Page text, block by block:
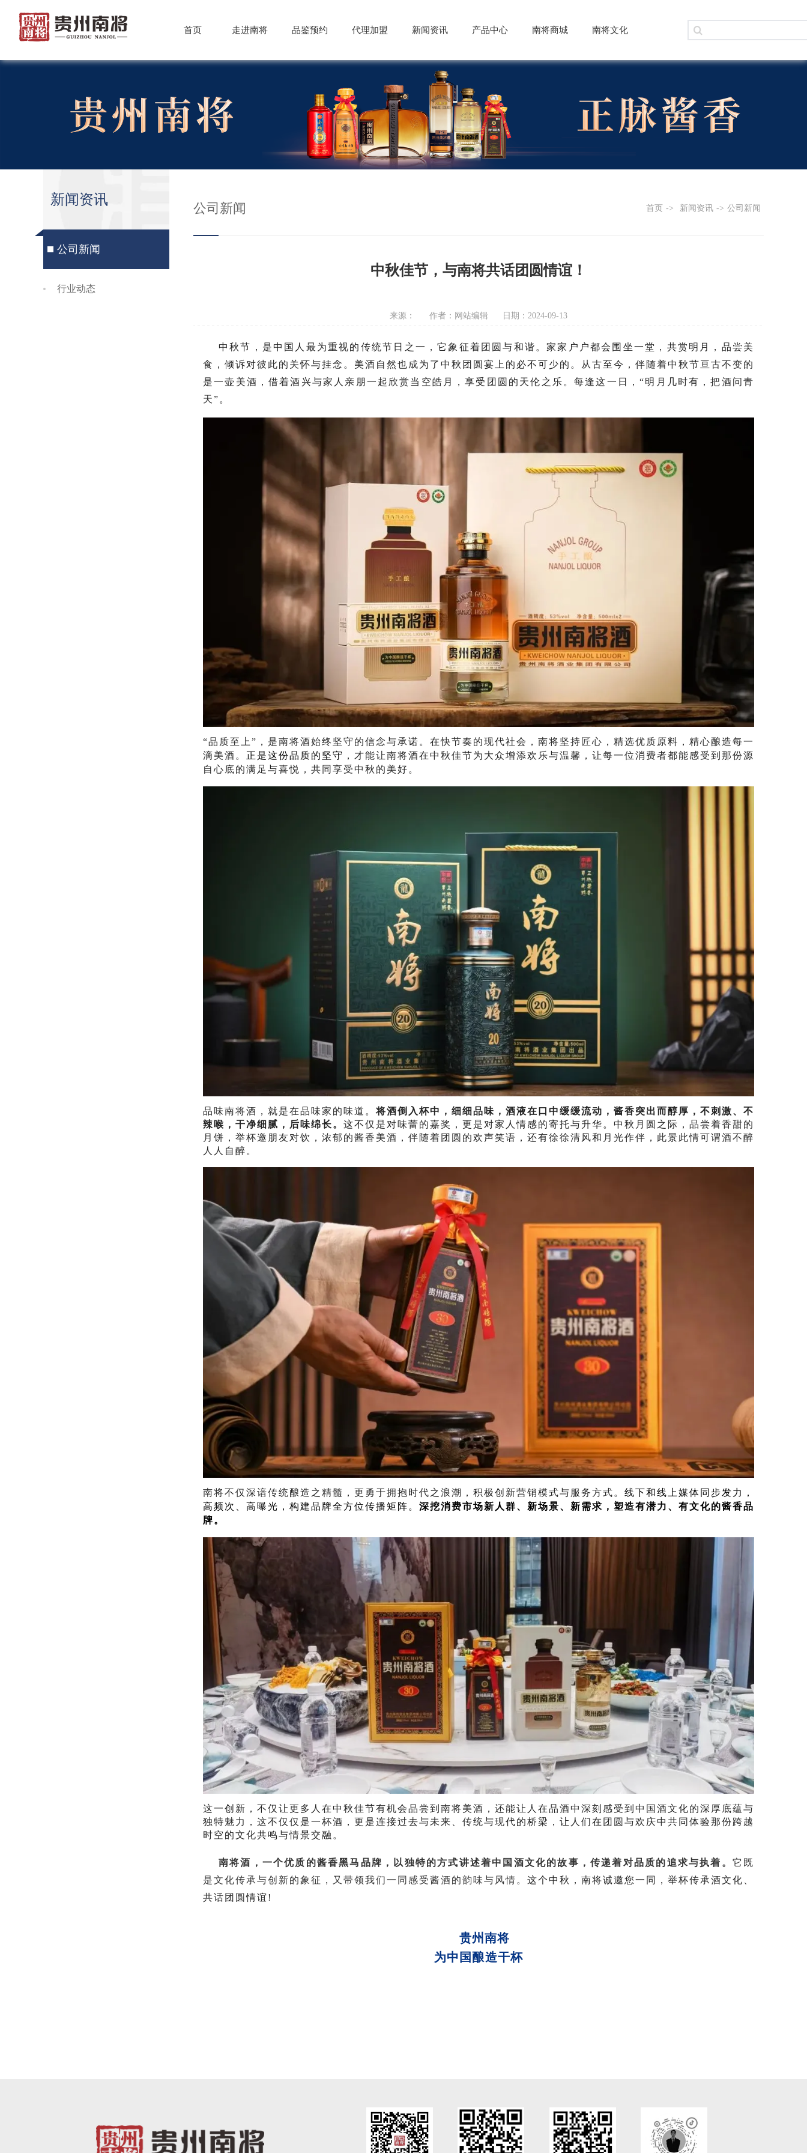
首页 走进南将 品鉴预约 代理加盟 新闻资讯 产品中心 南将商城 南将文化
新闻资讯
公司新闻
行业动态
公司新闻 首页 -> 新闻资讯 -> 公司新闻
中秋佳节，与南将共话团圆情谊！
来源： 作者：网站编辑 日期：2024-09-13
中秋节，是中国人最为重视的传统节日之一，它象征着团圆与和谐。家家户户都会围坐一堂，共赏明月，品尝美
食，倾诉对彼此的关怀与挂念。美酒自然也成为了中秋团圆宴上的必不可少的。从古至今，伴随着中秋节亘古不变的
是一壶美酒，借着酒兴与家人亲朋一起欣赏当空皓月，享受团圆的天伦之乐。每逢这一日，“明月几时有，把酒问青
天”。
“品质至上”，是南将酒始终坚守的信念与承诺。在快节奏的现代社会，南将坚持匠心，精选优质原料，精心酿造每一
滴美酒。 正是这份品质的坚守 ，才能让南将酒在中秋佳节为大众增添欢乐与温馨，让每一位消费者都能感受到那份源
自心底的满足与喜悦，共同享受中秋的美好。
品味南将酒，就是在品味家的味道。将酒倒入杯中，细细品味，酒液在口中缓缓流动，酱香突出而醇厚，不刺激、不
辣喉，干净细腻，后味绵长。 这不仅是对味蕾的嘉奖，更是对家人情感的寄托与升华。中秋月圆之际，品尝着香甜的
月饼，举杯邀朋友对饮，浓郁的酱香美酒，伴随着团圆的欢声笑语，还有徐徐清风和月光作伴，此景此情可谓酒不醉
人人自醉。
南将不仅深谙传统酿造之精髓，更勇于拥抱时代之浪潮，积极创新营销模式与服务方式。 线下和线上媒体同步发力，
高频次、高曝光，构建品牌全方位传播矩阵。 深挖消费市场新人群、新场景、新需求，塑造有潜力、有文化的酱香品
牌。
这一创新，不仅让更多人在中秋佳节有机会品尝到南将美酒，还能让人在品酒中深刻感受到中国酒文化的深厚底蕴与
独特魅力，这不仅仅是一杯酒，更是连接过去与未来、传统与现代的桥梁，让人们在团圆与欢庆中共同体验那份跨越
时空的文化共鸣与情景交融。
南将酒，一个优质的酱香黑马品牌，以独特的方式讲述着中国酒文化的故事，传递着对品质的追求与执着。 它既
是文化传承与创新的象征，又带领我们一同感受酱酒的韵味与风情。 这个中秋，南将诚邀您一同，举杯传承酒文化、
共话团圆情谊!
贵州南将
为中国酿造干杯